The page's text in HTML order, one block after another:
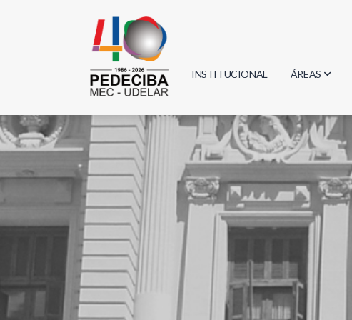
INSTITUCIONAL ÁREAS
Biología
Física
Informática
Matemática